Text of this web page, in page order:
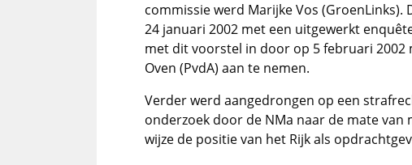
commissie werd Marijke Vos
24 januari 2002 met een uitgewerkt
met dit voorstel in door op 5 februari 2002
Oven (PvdA) aan te nemen.
Verder werd aangedrongen op een
onderzoek door de NMa naar de mate
wijze de positie van het Rijk als